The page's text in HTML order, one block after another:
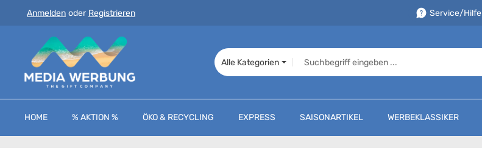
Hauptinhalt springen
Zur Suche springen
Zur Hauptnavigation springen
Anmelden oder Registrieren Service/Hilfe
Alle Kategorien
HOME % AKTION % ÖKO & RECYCLING EXPRESS SAISONARTIKEL WERBEKLASSIKER